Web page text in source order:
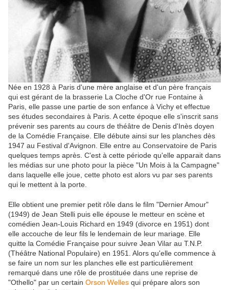
Née en 1928 à Paris d'une mère anglaise et d'un père français
qui est gérant de la brasserie La Cloche d'Or rue Fontaine à
Paris, elle passe une partie de son enfance à Vichy et effectue
ses études secondaires à Paris. A cette époque elle s'inscrit sans
prévenir ses parents au cours de théâtre de Denis d'Inès doyen
de la Comédie Française. Elle débute ainsi sur les planches dès
1947 au Festival d'Avignon. Elle entre au Conservatoire de Paris
quelques temps après. C'est à cette période qu'elle apparait dans
les médias sur une photo pour la pièce "Un Mois à la Campagne"
dans laquelle elle joue, cette photo est alors vu par ses parents
qui le mettent à la porte.
Elle obtient une premier petit rôle dans le film "Dernier Amour"
(1949) de Jean Stelli puis elle épouse le metteur en scène et
comédien Jean-Louis Richard en 1949 (divorce en 1951) dont
elle accouche de leur fils le lendemain de leur mariage. Elle
quitte la Comédie Française pour suivre Jean Vilar au T.N.P.
(Théâtre National Populaire) en 1951. Alors qu'elle commence à
se faire un nom sur les planches elle est particulièrement
remarqué dans une rôle de prostituée dans une reprise de
"Othello" par un certain Orson Welles qui prépare alors son